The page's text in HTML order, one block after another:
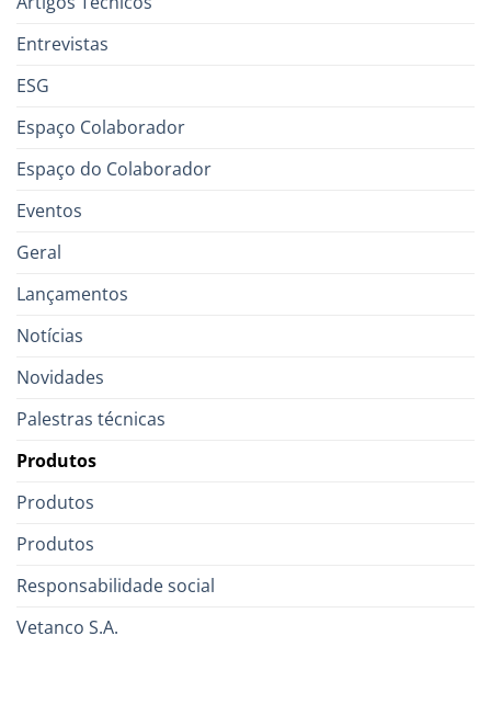
Entrevistas
ESG
Espaço Colaborador
Espaço do Colaborador
Eventos
Geral
Lançamentos
Notícias
Novidades
Palestras técnicas
Produtos
Produtos
Produtos
Responsabilidade social
Vetanco S.A.